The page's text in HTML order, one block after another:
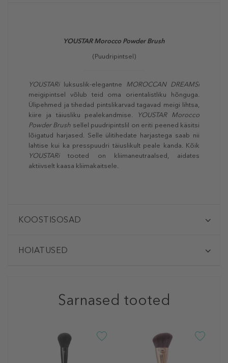
YOUSTAR Morocco Powder Brush
(Puudripintsel)
YOUSTARiluksuslik-elegantne MOROCCAN DREAMSi
meigipintsel võlub teid oma orientalistliku hõnguga.
Ülipehmed ja tihedad pintslikarvad tagavad meigi lihtsa,
kiire ja täiusliku pealekandmise.
YOUSTAR Morocco
Powder Brush sellel puudripintslil on eriti peened käsitsi
lõigatud harjased. Selle ülitihedate harjastega saab nii
lahtise kui ka presspuudri täiuslikult peale kanda. Kõik
YOUSTARitooted on kliimaneutraalsed, aidates
aktiivselt kaasa kliimakaitsele.
KOOSTISOSAD
HOIATUSED
Sarnased tooted